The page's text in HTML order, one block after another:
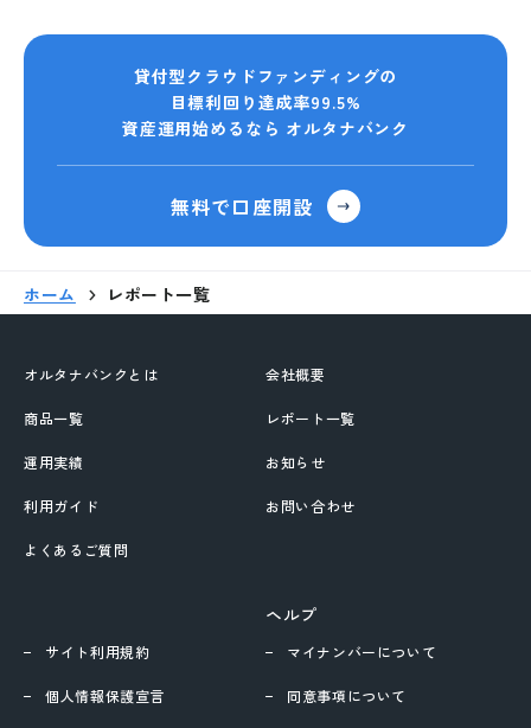
貸付型クラウドファンディングの
目標利回り達成率99.5%
資産運用始めるなら オルタナバンク
無料で口座開設
ホーム レポート一覧
オルタナバンクとは
商品一覧
運用実績
利用ガイド
よくあるご質問
会社概要
レポート一覧
お知らせ
お問い合わせ
ヘルプ
マイナンバーについて
同意事項について
サイト利用規約
個人情報保護宣言
外部サイトへリンクします。
これより先は、SAMURAI証券のウェ
移動する